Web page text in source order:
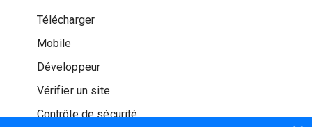
Télécharger
Mobile
Développeur
Vérifier un site
Contrôle de sécurité